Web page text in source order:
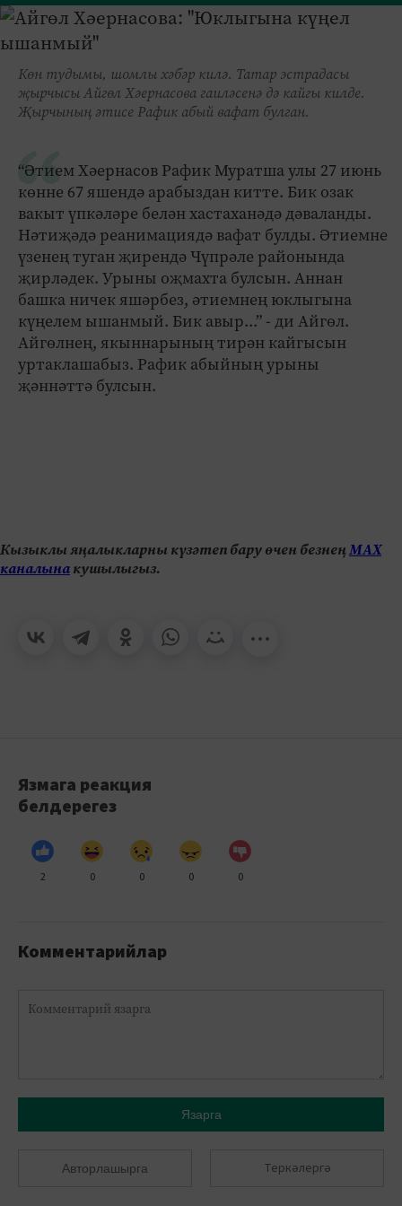
Көн тудымы, шомлы хәбәр килә. Татар эстрадасы
җырчысы Айгөл Хәернасова гаиләсенә дә кайгы килде.
Җырчының әтисе Рафик абый вафат булган.
“Әтием Хәернасов Рафик Муратша улы 27 июнь
көнне 67 яшендә арабыздан китте. Бик озак
вакыт үпкәләре белән хастаханәдә дәваланды.
Нәтиҗәдә реанимациядә вафат булды. Әтиемне
үзенең туган җирендә Чүпрәле районында
җирләдек. Урыны оҗмахта булсын. Аннан
башка ничек яшәрбез, әтиемнең юклыгына
күңелем ышанмый. Бик авыр...” - ди Айгөл.
Айгөлнең, якыннарының тирән кайгысын
уртаклашабыз. Рафик абыйның урыны
җәннәттә булсын.
Кызыклы яңалыкларны күзәтеп бару өчен безнеңМАХ
каналынакушылыгыз.
Язмага реакция
белдерегез
2 0 0 0 0
Комментарийлар
Язарга
Авторлашырга Теркәлергә